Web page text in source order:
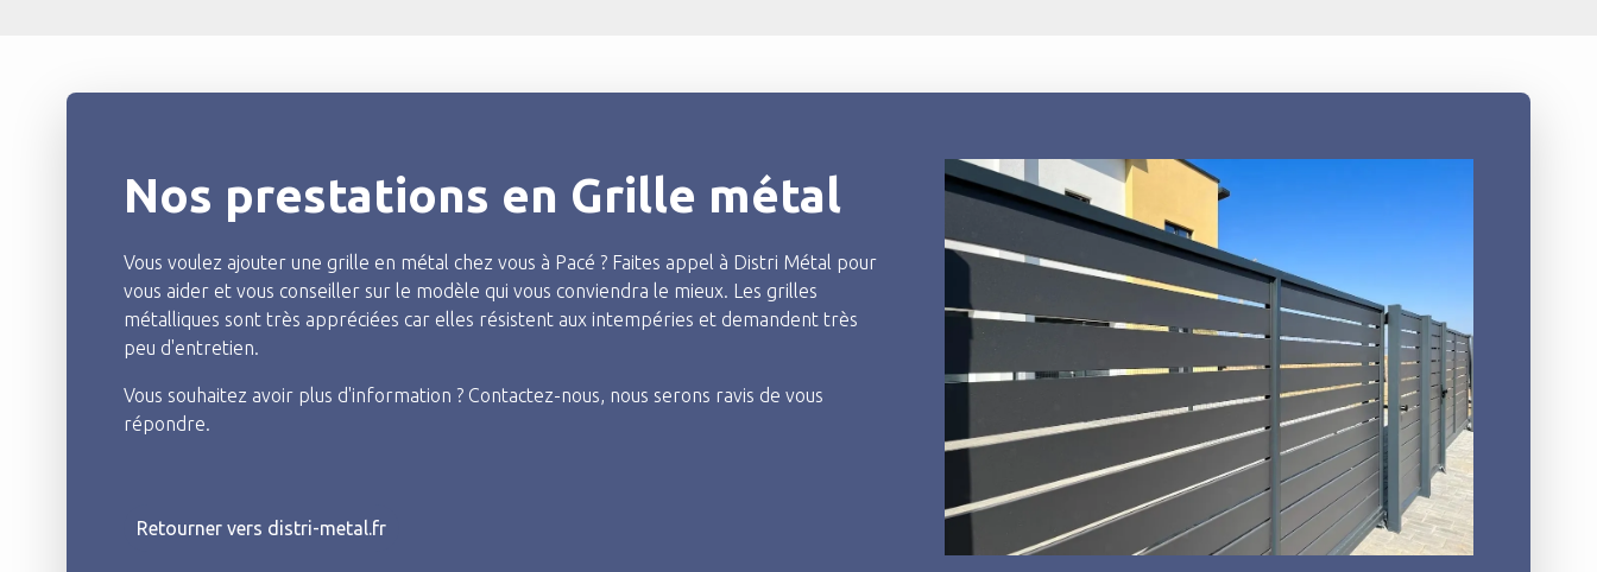
Nos prestations en Grille métal
Vous voulez ajouter une grille en métal chez vous à Pacé ? Faites appel à Distri Métal pour
vous aider et vous conseiller sur le modèle qui vous conviendra le mieux. Les grilles
métalliques sont très appréciées car elles résistent aux intempéries et demandent très
peu d'entretien.
Vous souhaitez avoir plus d'information ? Contactez-nous, nous serons ravis de vous
répondre.
Retourner vers distri-metal.fr